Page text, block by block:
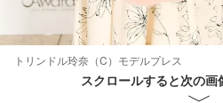
トリンドル玲奈（C）モデルプレス
スクロールすると次の